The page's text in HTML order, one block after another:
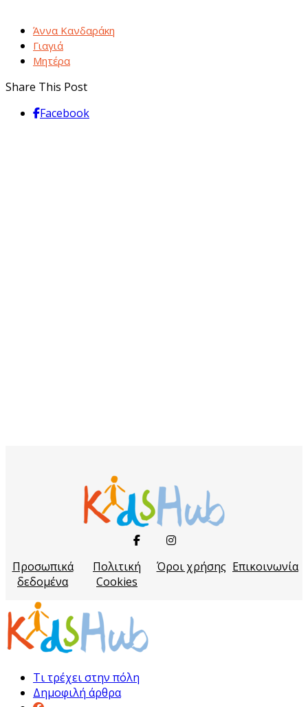
Άννα Κανδαράκη
Γιαγιά
Μητέρα
Share This Post
Facebook
Προσωπικά
δεδομένα
Πολιτική
Cookies
Όροι χρήσης Επικοινωνία
Τι τρέχει στην πόλη
Δημοφιλή άρθρα